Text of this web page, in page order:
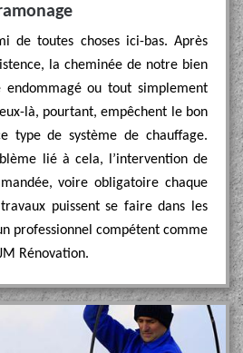
de toutes choses ici-bas. Après
la cheminée de notre bien
ou tout simplement
là, pourtant, empêchent le bon
type de système de chauffage.
lié à cela, l’intervention de
voire obligatoire chaque
puissent se faire dans les
professionnel compétent comme
Rénovation.